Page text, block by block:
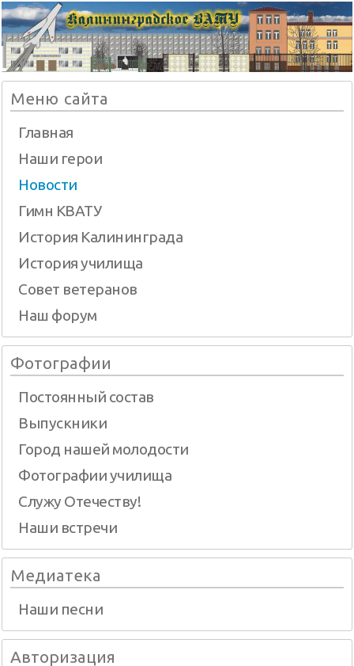
Меню сайта
Главная
Наши герои
Новости
Гимн КВАТУ
История Калининграда
История училища
Совет ветеранов
Наш форум
Фотографии
Постоянный состав
Выпускники
Город нашей молодости
Фотографии училища
Служу Отечеству!
Наши встречи
Медиатека
Наши песни
Авторизация